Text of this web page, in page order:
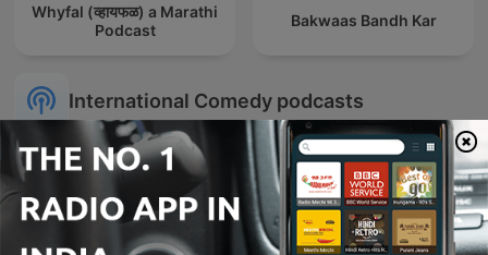
Whyfal (व्हायफळ) a Marathi
Podcast
Bakwaas Bandh Kar
International Comedy podcasts